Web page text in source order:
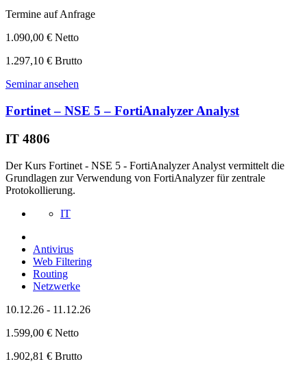
Termine auf Anfrage
1.090,00 € Netto
1.297,10 € Brutto
Seminar ansehen
Fortinet – NSE 5 – FortiAnalyzer Analyst
IT 4806
Der Kurs Fortinet - NSE 5 - FortiAnalyzer Analyst vermittelt die
Grundlagen zur Verwendung von FortiAnalyzer für zentrale
Protokollierung.
IT
Antivirus
Web Filtering
Routing
Netzwerke
10.12.26 - 11.12.26
1.599,00 € Netto
1.902,81 € Brutto